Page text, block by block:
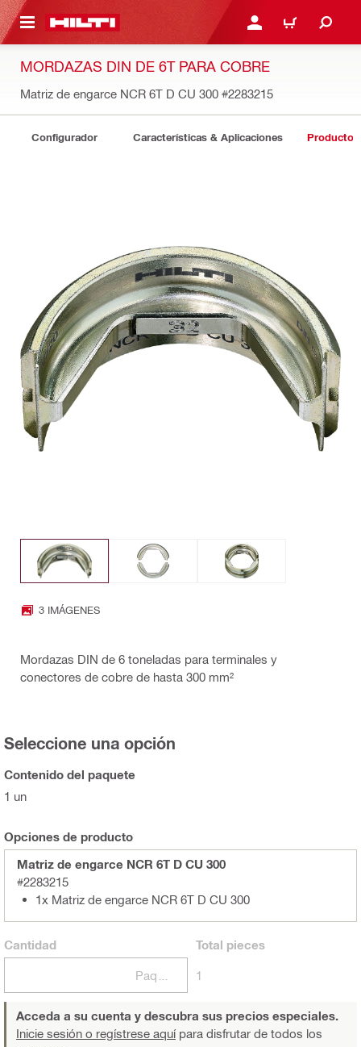
PRINCIPAL INICIE SESIÓN O
CARRITO
MORDAZAS DIN DE 6T PARA COBRE
Matriz de engarce NCR 6T D CU 300 #2283215
Configurador Características & Aplicaciones
3 IMÁGENES
Mordazas DIN de 6 toneladas para terminales y
conectores de cobre de hasta 300 mm²
Seleccione una opción
Contenido del paquete
1 un
Opciones de producto
Matriz de engarce NCR 6T D CU 300
#2283215
1x Matriz de engarce NCR 6T D CU 300
Cantidad Total pieces
1
Acceda a su cuenta y descubra sus precios especiales.
Inicie sesión o regístrese aquípara disfrutar de todos los